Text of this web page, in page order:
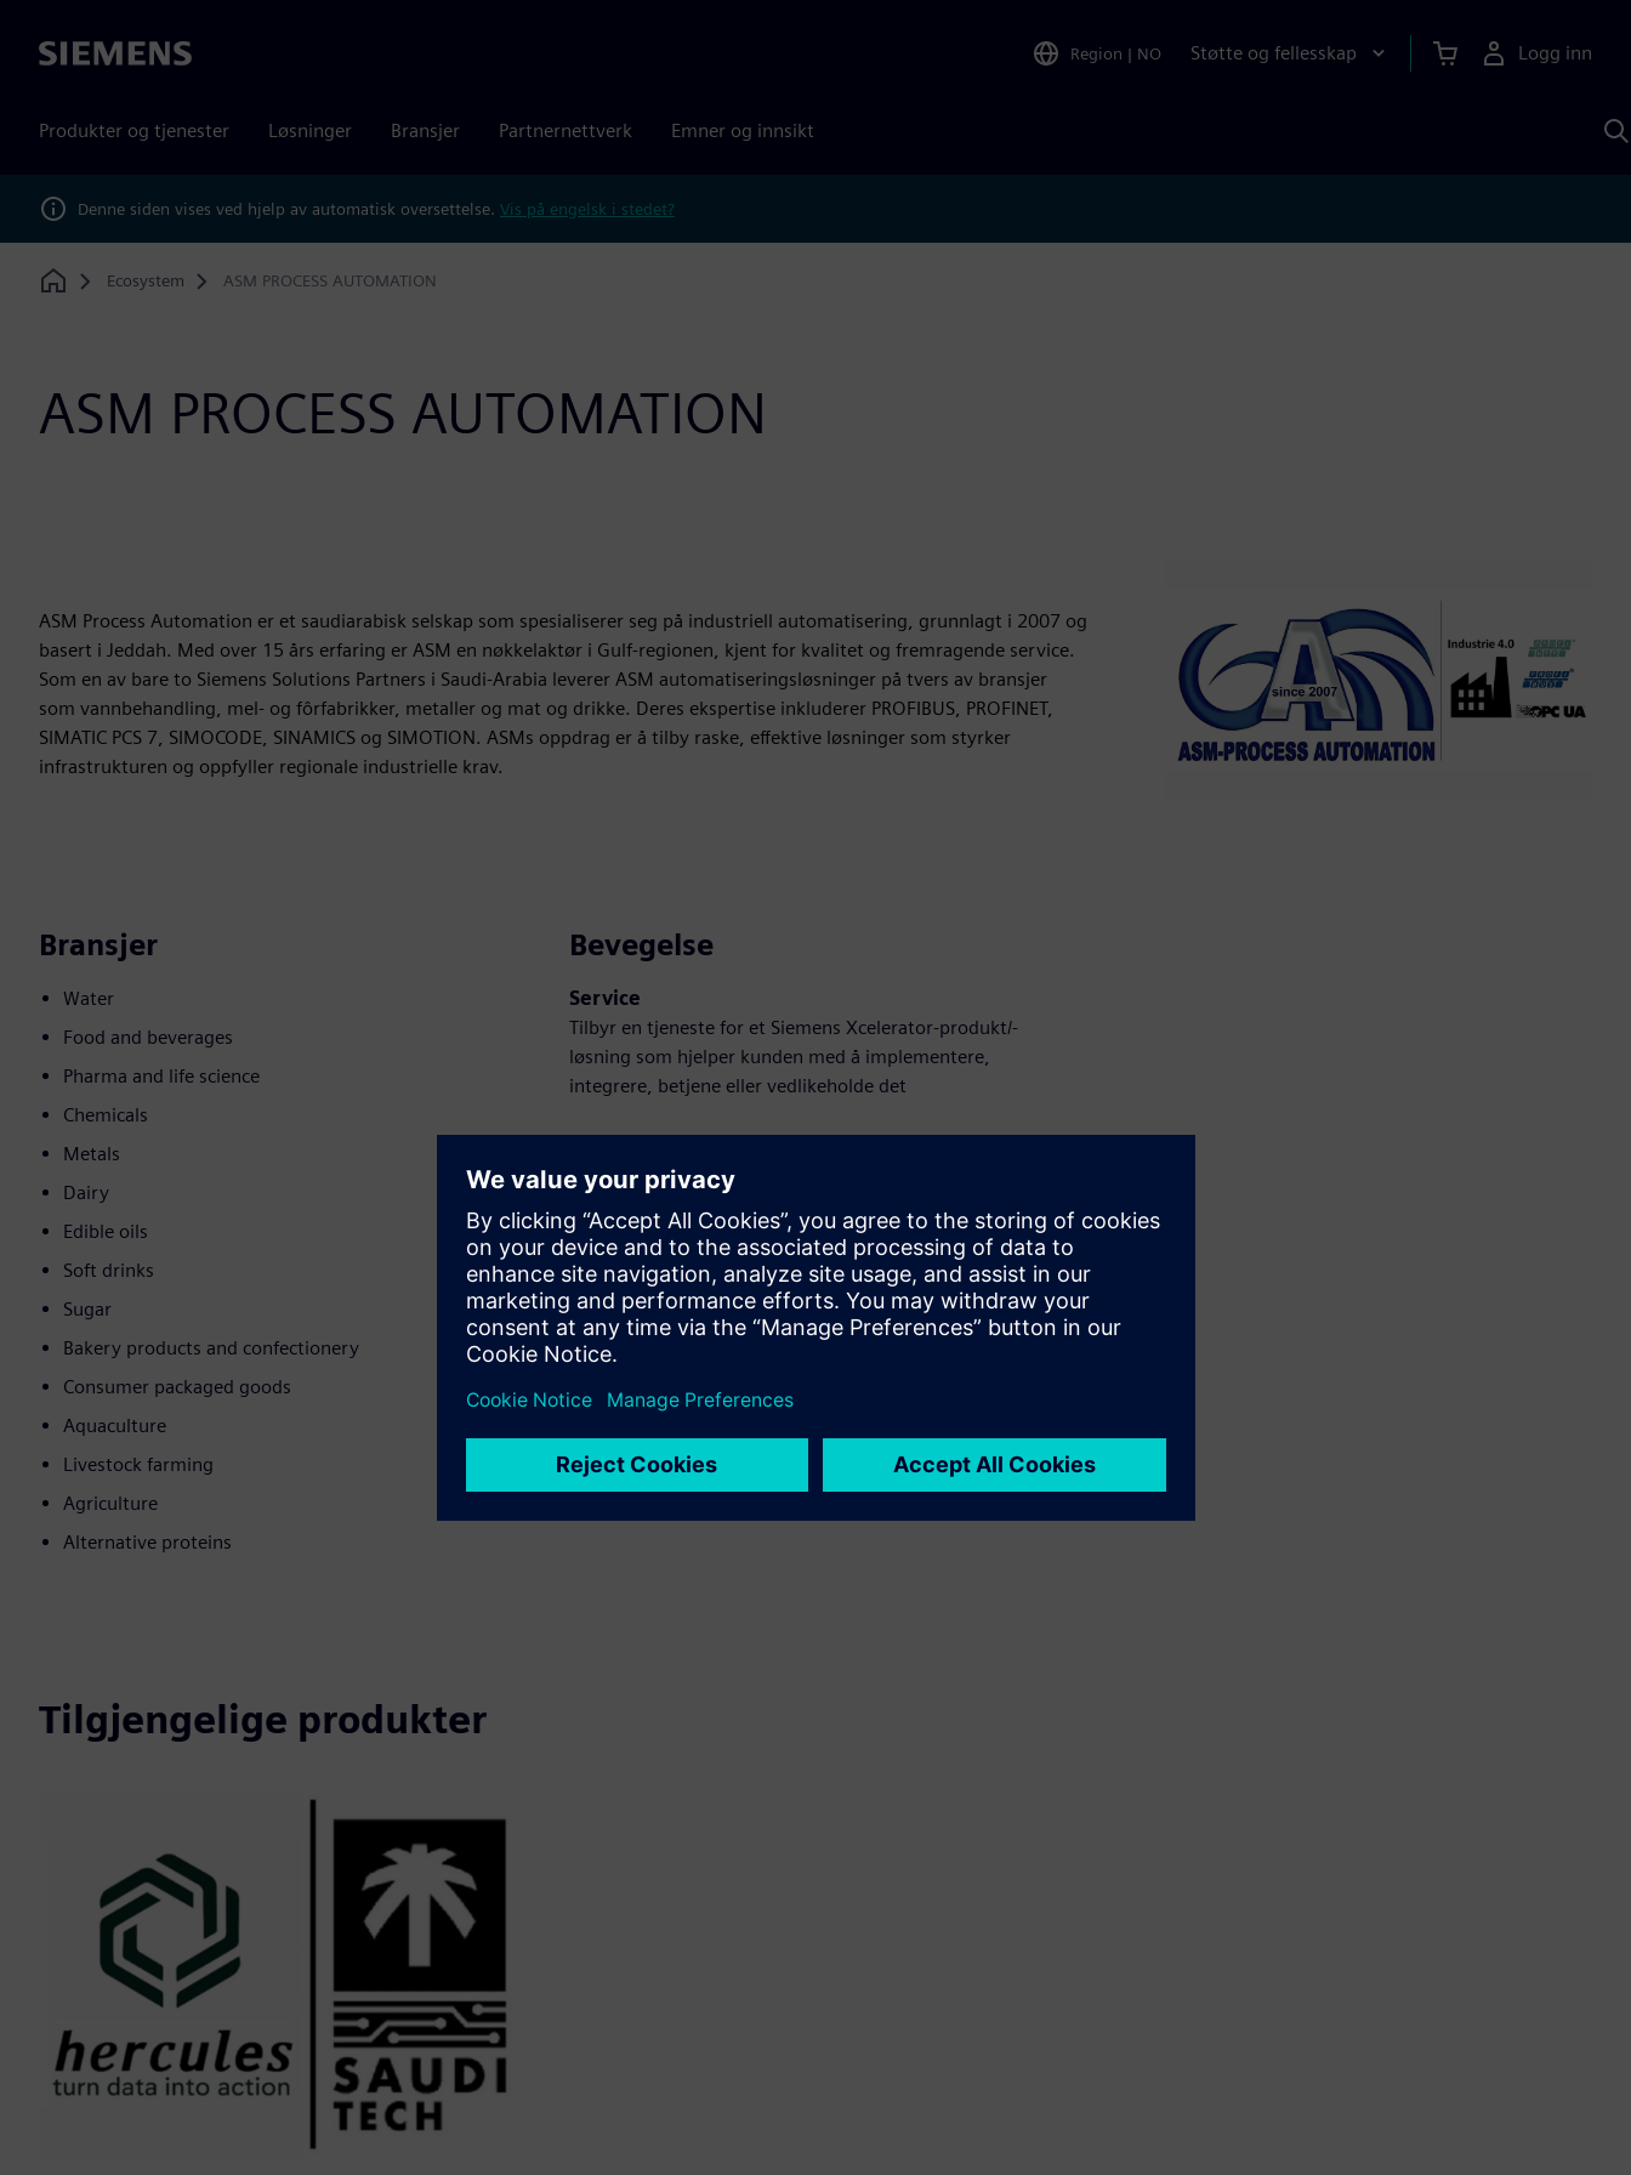
Siemens Region | NO Støtte og fellesskap Logg inn
Produkter og tjenester Løsninger Bransjer Partnernettverk Emner og innsikt
Denne siden vises ved hjelp av automatisk oversettelse. Vis på engelsk i stedet?
Home
Ecosystem ASM PROCESS AUTOMATION
ASM PROCESS AUTOMATION
ASM Process Automation er et saudiarabisk selskap som spesialiserer seg på industriell automatisering, grunnlagt i 2007 og
basert i Jeddah. Med over 15 års erfaring er ASM en nøkkelaktør i Gulf-regionen, kjent for kvalitet og fremragende service.
Som en av bare to Siemens Solutions Partners i Saudi-Arabia leverer ASM automatiseringsløsninger på tvers av bransjer
som vannbehandling, mel- og fôrfabrikker, metaller og mat og drikke. Deres ekspertise inkluderer PROFIBUS, PROFINET,
SIMATIC PCS 7, SIMOCODE, SINAMICS og SIMOTION. ASMs oppdrag er å tilby raske, effektive løsninger som styrker
infrastrukturen og oppfyller regionale industrielle krav.
Bransjer
Water
Food and beverages
Pharma and life science
Chemicals
Metals
Dairy
Edible oils
Soft drinks
Sugar
Bakery products and confectionery
Consumer packaged goods
Aquaculture
Livestock farming
Agriculture
Alternative proteins
Bevegelse
Service
Tilbyr en tjeneste for et Siemens Xcelerator-produkt/-
løsning som hjelper kunden med å implementere,
integrere, betjene eller vedlikeholde det
Tilgjengelige produkter